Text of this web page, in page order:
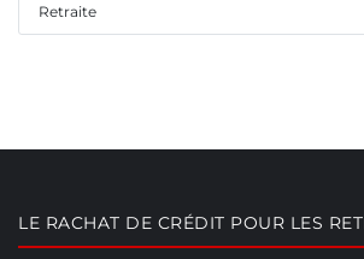
Retraite
LE RACHAT DE CRÉDIT POUR LES